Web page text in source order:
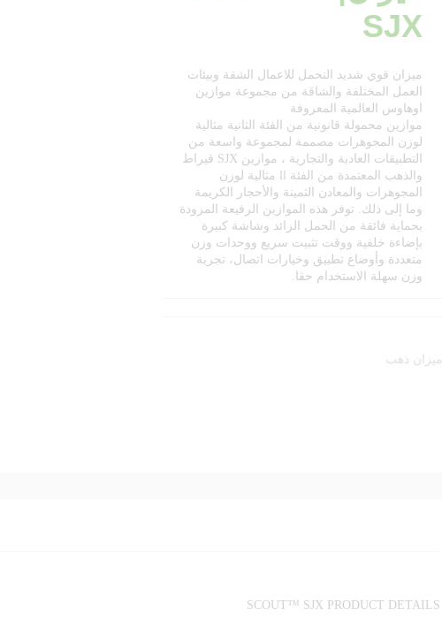
SJX
ميزان قوي شديد التحمل للاعمال الشقة وبيئات
العمل المختلفة والشاقة من مجموعة موازين
اوهاوس العالمية المعروفة
موازين محمولة قانونية من الفئة الثانية مثالية
لوزن المجوهرات مصممة لمجموعة واسعة من
التطبيقات العادية والتجارية ، موازين SJX قيراط
والذهب المعتمدة من الفئة ll مثالية لوزن
المجوهرات والمعادن الثمينة والأحجار الكريمة
وما إلى ذلك. توفر هذه الموازين الرفيعة المزودة
بحماية فائقة من الحمل الزائد وشاشة كبيرة
بإضاءة خلفية ووقت تثبيت سريع ووحدات وزن
متعددة وأوضاع تطبيق وخيارات اتصال، تجربة
وزن سهلة الاستخدام حقا.
ميزان ذهب
SCOUT™ SJX PRODUCT DETAILS